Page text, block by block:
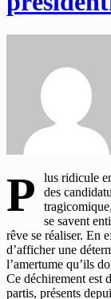
P
lus ridicule
des
se savent
rêve se réaliser. En
d’afficher une
l’amertume qu’ils
Ce déchirement est
partis, présents